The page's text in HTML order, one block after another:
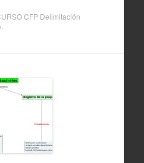
CFP Delimitación
.